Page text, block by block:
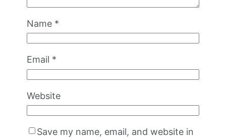
Name *
Email *
Website
Save my name, email, and website in